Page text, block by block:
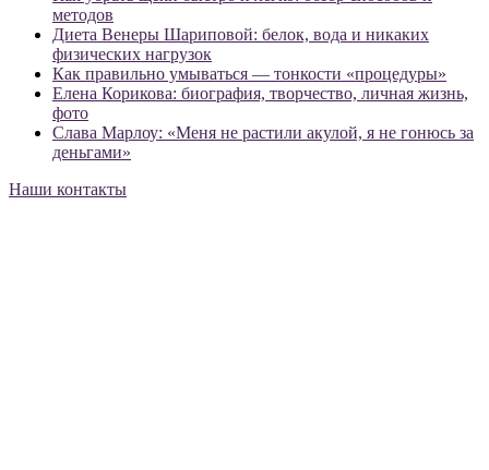
методов
Диета Венеры Шариповой: белок, вода и никаких
физических нагрузок
Как правильно умываться — тонкости «процедуры»
Елена Корикова: биография, творчество, личная жизнь,
фото
Слава Марлоу: «Меня не растили акулой, я не гонюсь за
деньгами»
Наши контакты